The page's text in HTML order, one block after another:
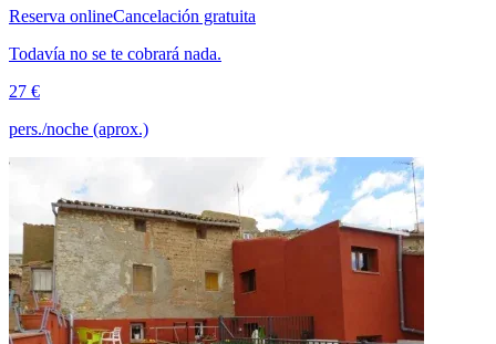
Reserva onlineCancelación gratuita
Todavía no se te cobrará nada.
27 €
pers./noche (aprox.)